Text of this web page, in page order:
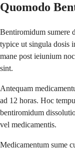
Quomodo
Bentiromidum sumere
typice ut singula dosis
mane post ieiunium
sint.
Antequam
ad 12 horas. Hoc
bentiromidum
vel medicamentis.
Medicamentum sume